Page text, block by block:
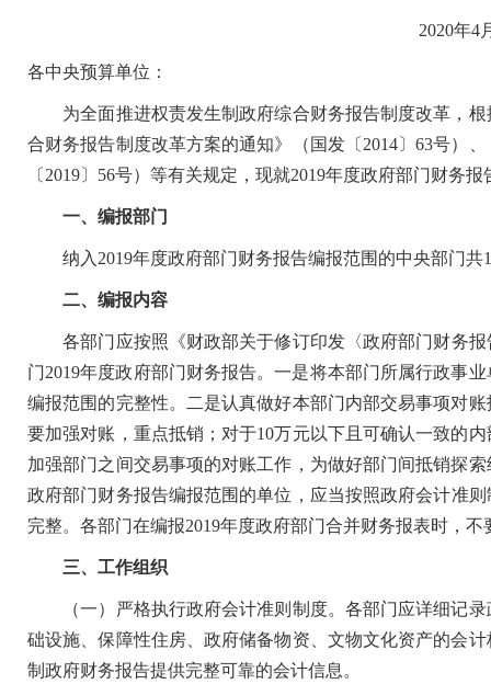
2020年4
各中央预算单位：
为全面推进权责发生制政府综合财务报告制度改革，根
合财务报告制度改革方案的通知》（国发〔2014〕63号）
〔2019〕56号）等有关规定，现就2019年度政府部门财务
一、编报部门
纳入2019年度政府部门财务报告编报范围的中央部门共
二、编报内容
各部门应按照《财政部关于修订印发〈政府部门财务报
门2019年度政府部门财务报告。一是将本部门所属行政事
编报范围的完整性。二是认真做好本部门内部交易事项对
要加强对账，重点抵销；对于10万元以下且可确认一致的
加强部门之间交易事项的对账工作，为做好部门间抵销探
政府部门财务报告编报范围的单位，应当按照政府会计准
完整。各部门在编报2019年度政府部门合并财务报表时，
三、工作组织
（一）严格执行政府会计准则制度。各部门应详细记录
础设施、保障性住房、政府储备物资、文物文化资产的会
制政府财务报告提供完整可靠的会计信息。